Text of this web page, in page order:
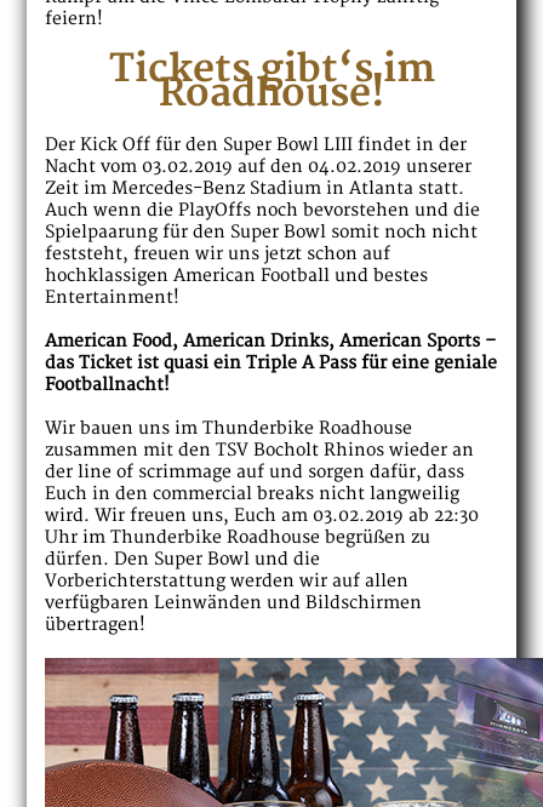
feiern!
Tickets gibt‘s im
Roadhouse!
Der Kick Off für den Super Bowl LIII findet in der
Nacht vom 03.02.2019 auf den 04.02.2019 unserer
Zeit im Mercedes-Benz Stadium in Atlanta statt.
Auch wenn die PlayOffs noch bevorstehen und die
Spielpaarung für den Super Bowl somit noch nicht
feststeht, freuen wir uns jetzt schon auf
hochklassigen American Football und bestes
Entertainment!
American Food, American Drinks, American Sports –
das Ticket ist quasi ein Triple A Pass für eine geniale
Footballnacht!
Wir bauen uns im Thunderbike Roadhouse
zusammen mit den TSV Bocholt Rhinos wieder an
der line of scrimmage auf und sorgen dafür, dass
Euch in den commercial breaks nicht langweilig
wird. Wir freuen uns, Euch am 03.02.2019 ab 22:30
Uhr im Thunderbike Roadhouse begrüßen zu
dürfen. Den Super Bowl und die
Vorberichterstattung werden wir auf allen
verfügbaren Leinwänden und Bildschirmen
übertragen!